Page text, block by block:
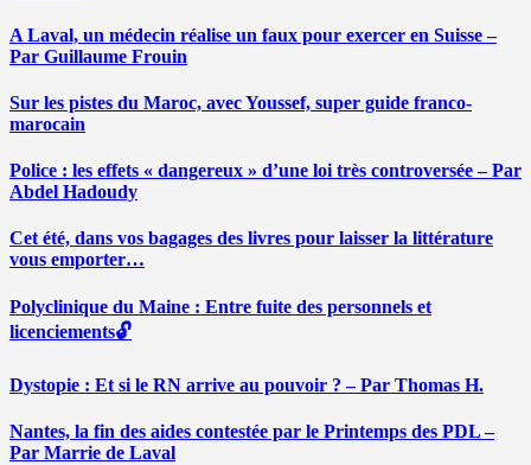
A Laval, un médecin réalise un faux pour exercer en Suisse –
Par Guillaume Frouin
Sur les pistes du Maroc, avec Youssef, super guide franco-
marocain
Police : les effets « dangereux » d’une loi très controversée – Par
Abdel Hadoudy
Cet été, dans vos bagages des livres pour laisser la littérature
vous emporter…
Polyclinique du Maine : Entre fuite des personnels et
licenciements🔓
Dystopie : Et si le RN arrive au pouvoir ? – Par Thomas H.
Nantes, la fin des aides contestée par le Printemps des PDL –
Par Marrie de Laval